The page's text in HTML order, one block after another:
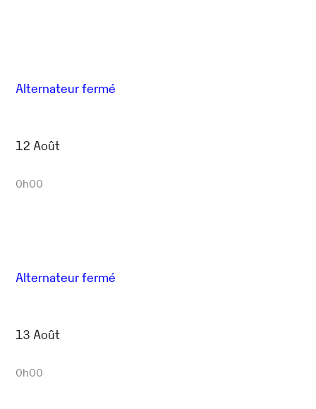
Alternateur fermé
12 Août
0h00
Alternateur fermé
13 Août
0h00